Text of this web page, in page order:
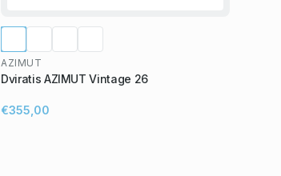
AZIMUT
Dviratis AZIMUT Vintage 26
€355,00